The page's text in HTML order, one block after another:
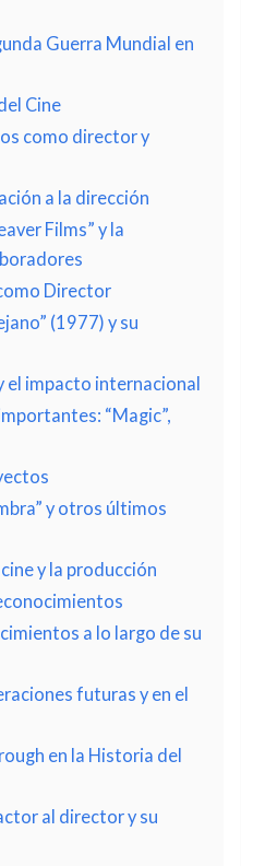
Guerra Mundial en
Cine
como director y
a la dirección
Films” y la
Director
(1977) y su
el impacto internacional
“Magic”,
y otros últimos
y la producción
a lo largo de su
futuras y en el
en la Historia del
al director y su